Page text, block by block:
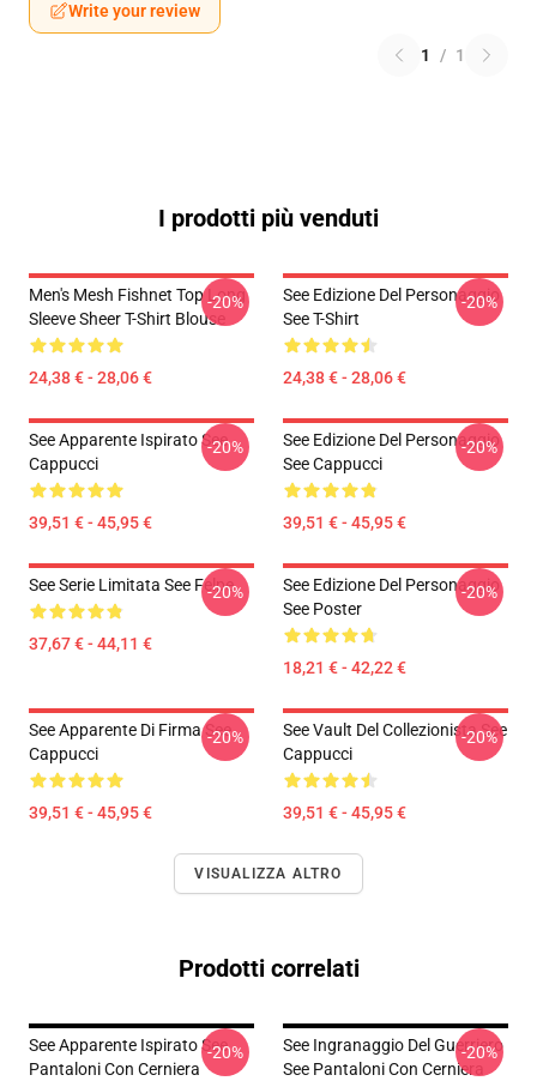
Write your review
1 / 1
I prodotti più venduti
Men's Mesh Fishnet Top Long
Sleeve Sheer T-Shirt Blouse
24,38 € - 28,06 €
-20%
See Edizione Del Personaggio
See T-Shirt
24,38 € - 28,06 €
-20%
See Apparente Ispirato See
Cappucci
39,51 € - 45,95 €
-20%
See Edizione Del Personaggio
See Cappucci
39,51 € - 45,95 €
-20%
See Serie Limitata See Felpe
37,67 € - 44,11 €
-20%
See Edizione Del Personaggio
See Poster
18,21 € - 42,22 €
-20%
See Apparente Di Firma See
Cappucci
39,51 € - 45,95 €
-20%
See Vault Del Collezionista See
Cappucci
39,51 € - 45,95 €
-20%
VISUALIZZA ALTRO
Prodotti correlati
See Apparente Ispirato See
Pantaloni Con Cerniera
-20%
See Ingranaggio Del Guerriero
See Pantaloni Con Cerniera
-20%